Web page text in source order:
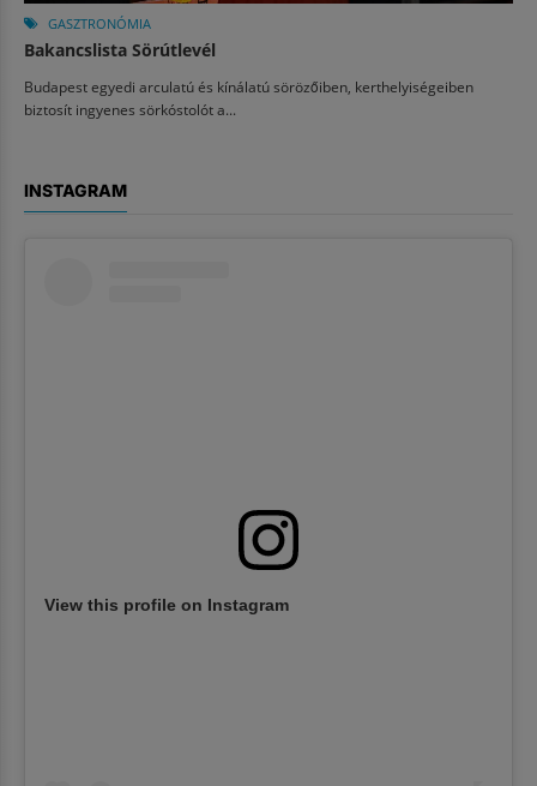
GASZTRONÓMIA
Bakancslista Sörútlevél
Budapest egyedi arculatú és kínálatú sörözőiben, kerthelyiségeiben
biztosít ingyenes sörkóstolót a...
INSTAGRAM
View this profile on Instagram